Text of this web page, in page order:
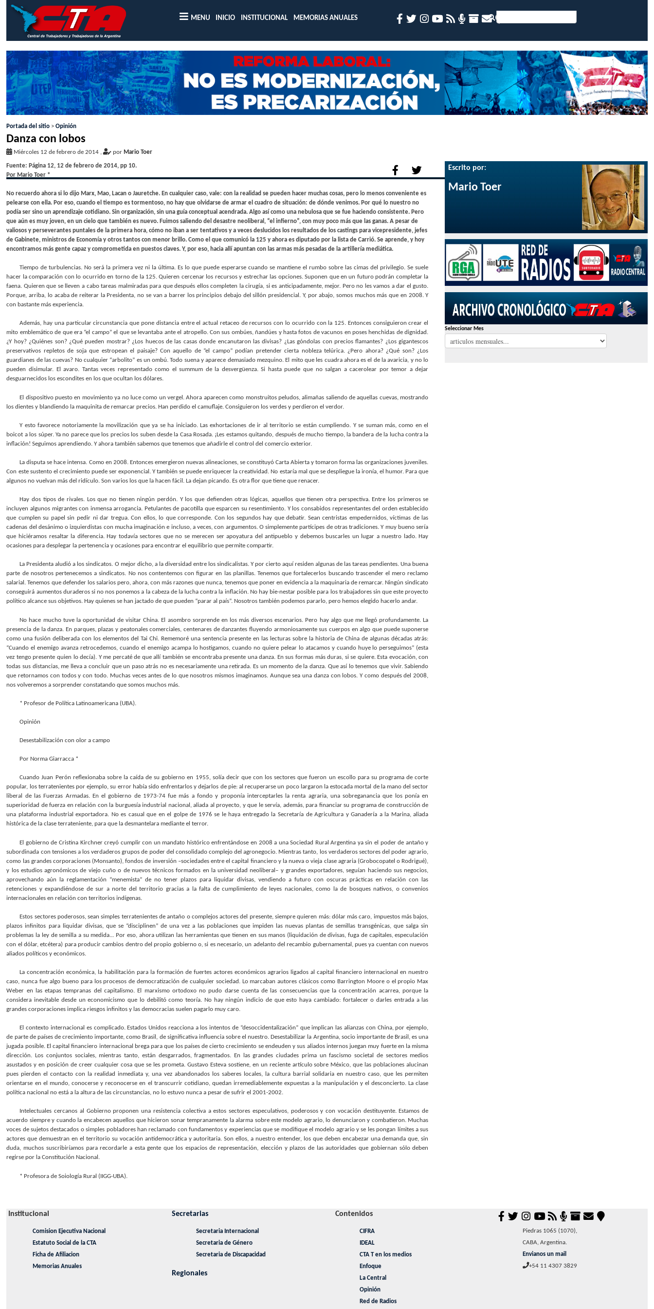
MENU INICIO INSTITUCIONAL MEMORIAS ANUALES
Portada del sitio >Opinión
Danza con lobos
Miércoles 12 de febrero de 2014 , por Mario Toer
Fuente: Página 12, 12 de febrero de 2014, pp 10.
Por Mario Toer *
No recuerdo ahora si lo dijo Marx, Mao, Lacan o Jauretche. En cualquier caso, vale: con la realidad se pueden hacer muchas cosas, pero lo menos conveniente es
pelearse con ella. Por eso, cuando el tiempo es tormentoso, no hay que olvidarse de armar el cuadro de situación: de dónde venimos. Por qué lo nuestro no
podía ser sino un aprendizaje cotidiano. Sin organización, sin una guía conceptual acendrada. Algo así como una nebulosa que se fue haciendo consistente. Pero
que aún es muy joven, en un cielo que también es nuevo. Fuimos saliendo del desastre neoliberal, “el infierno”, con muy poco más que las ganas. A pesar de
valiosos y perseverantes puntales de la primera hora, cómo no iban a ser tentativos y a veces deslucidos los resultados de los castings para vicepresidente, jefes
de Gabinete, ministros de Economía y otros tantos con menor brillo. Como el que comunicó la 125 y ahora es diputado por la lista de Carrió. Se aprende, y hoy
encontramos más gente capaz y comprometida en puestos claves. Y, por eso, hacia allí apuntan con las armas más pesadas de la artillería mediática.
Tiempo de turbulencias. No será la primera vez ni la última. Es lo que puede esperarse cuando se mantiene el rumbo sobre las cimas del privilegio. Se suele
hacer la comparación con lo ocurrido en torno de la 125. Quieren cercenar los recursos y estrechar las opciones. Suponen que en un futuro podrán completar la
faena. Quieren que se lleven a cabo tareas malmiradas para que después ellos completen la cirugía, si es anticipadamente, mejor. Pero no les vamos a dar el gusto.
Porque, arriba, lo acaba de reiterar la Presidenta, no se van a barrer los principios debajo del sillón presidencial. Y, por abajo, somos muchos más que en 2008. Y
con bastante más experiencia.
Además, hay una particular circunstancia que pone distancia entre el actual retaceo de recursos con lo ocurrido con la 125. Entonces consiguieron crear el
mito emblemático de que era “el campo” el que se levantaba ante el atropello. Con sus ombúes, ñandúes y hasta fotos de vacunos en poses henchidas de dignidad.
¿Y hoy? ¿Quiénes son? ¿Qué pueden mostrar? ¿Los huecos de las casas donde encanutaron las divisas? ¿Las góndolas con precios flamantes? ¿Los gigantescos
preservativos repletos de soja que estropean el paisaje? Con aquello de “el campo” podían pretender cierta nobleza telúrica. ¿Pero ahora? ¿Qué son? ¿Los
guardianes de las cuevas? No cualquier “arbolito” es un ombú. Todo suena y aparece demasiado mezquino. El mito que les cuadra ahora es el de la avaricia, y no lo
pueden disimular. El avaro. Tantas veces representado como el summum de la desvergüenza. Si hasta puede que no salgan a cacerolear por temor a dejar
desguarnecidos los escondites en los que ocultan los dólares.
El dispositivo puesto en movimiento ya no luce como un vergel. Ahora aparecen como monstruitos peludos, alimañas saliendo de aquellas cuevas, mostrando
los dientes y blandiendo la maquinita de remarcar precios. Han perdido el camuflaje. Consiguieron los verdes y perdieron el verdor.
Y esto favorece notoriamente la movilización que ya se ha iniciado. Las exhortaciones de ir al territorio se están cumpliendo. Y se suman más, como en el
boicot a los súper. Ya no parece que los precios los suben desde la Casa Rosada. ¡Les estamos quitando, después de mucho tiempo, la bandera de la lucha contra la
inflación! Seguimos aprendiendo. Y ahora también sabemos que tenemos que añadirle el control del comercio exterior.
La disputa se hace intensa. Como en 2008. Entonces emergieron nuevas alineaciones, se constituyó Carta Abierta y tomaron forma las organizaciones juveniles.
Con este sustento el crecimiento puede ser exponencial. Y también se puede enriquecer la creatividad. No estaría mal que se despliegue la ironía, el humor. Para que
algunos no vuelvan más del ridículo. Son varios los que la hacen fácil. La dejan picando. Es otra flor que tiene que renacer.
Hay dos tipos de rivales. Los que no tienen ningún perdón. Y los que defienden otras lógicas, aquellos que tienen otra perspectiva. Entre los primeros se
incluyen algunos migrantes con inmensa arrogancia. Petulantes de pacotilla que esparcen su resentimiento. Y los consabidos representantes del orden establecido
que cumplen su papel sin pedir ni dar tregua. Con ellos, lo que corresponde. Con los segundos hay que debatir. Sean centristas empedernidos, víctimas de las
cadenas del desánimo o izquierdistas con mucha imaginación e incluso, a veces, con argumentos. O simplemente partícipes de otras tradiciones. Y muy bueno sería
que hiciéramos resaltar la diferencia. Hay todavía sectores que no se merecen ser apoyatura del antipueblo y debemos buscarles un lugar a nuestro lado. Hay
ocasiones para desplegar la pertenencia y ocasiones para encontrar el equilibrio que permite compartir.
La Presidenta aludió a los sindicatos. O mejor dicho, a la diversidad entre los sindicalistas. Y por cierto aquí residen algunas de las tareas pendientes. Una buena
parte de nosotros pertenecemos a sindicatos. No nos contentemos con figurar en las planillas. Tenemos que fortalecerlos buscando trascender el mero reclamo
salarial. Tenemos que defender los salarios pero, ahora, con más razones que nunca, tenemos que poner en evidencia a la maquinaria de remarcar. Ningún sindicato
conseguirá aumentos duraderos si no nos ponemos a la cabeza de la lucha contra la inflación. No hay bie-nestar posible para los trabajadores sin que este proyecto
político alcance sus objetivos. Hay quienes se han jactado de que pueden “parar al país”. Nosotros también podemos pararlo, pero hemos elegido hacerlo andar.
No hace mucho tuve la oportunidad de visitar China. El asombro sorprende en los más diversos escenarios. Pero hay algo que me llegó profundamente. La
presencia de la danza. En parques, plazas y peatonales comerciales, centenares de danzantes fluyendo armoniosamente sus cuerpos en algo que puede suponerse
como una fusión deliberada con los elementos del Tai Chi. Rememoré una sentencia presente en las lecturas sobre la historia de China de algunas décadas atrás:
“Cuando el enemigo avanza retrocedemos, cuando el enemigo acampa lo hostigamos, cuando no quiere pelear lo atacamos y cuando huye lo perseguimos” (esta
vez tengo presente quien lo decía). Y me percaté de que allí también se encontraba presente una danza. En sus formas más duras, si se quiere. Esta evocación, con
todas sus distancias, me lleva a concluir que un paso atrás no es necesariamente una retirada. Es un momento de la danza. Que así lo tenemos que vivir. Sabiendo
que retornamos con todos y con todo. Muchas veces antes de lo que nosotros mismos imaginamos. Aunque sea una danza con lobos. Y como después del 2008,
nos volveremos a sorprender constatando que somos muchos más.
* Profesor de Política Latinoamericana (UBA).
Opinión
Desestabilización con olor a campo
Por Norma Giarracca *
Cuando Juan Perón reflexionaba sobre la caída de su gobierno en 1955, solía decir que con los sectores que fueron un escollo para su programa de corte
popular, los terratenientes por ejemplo, su error había sido enfrentarlos y dejarlos de pie: al recuperarse un poco largaron la estocada mortal de la mano del sector
liberal de las Fuerzas Armadas. En el gobierno de 1973-74 fue más a fondo y proponía interceptarles la renta agraria, una sobreganancia que los ponía en
superioridad de fuerza en relación con la burguesía industrial nacional, aliada al proyecto, y que le servía, además, para financiar su programa de construcción de
una plataforma industrial exportadora. No es casual que en el golpe de 1976 se le haya entregado la Secretaría de Agricultura y Ganadería a la Marina, aliada
histórica de la clase terrateniente, para que la desmantelara mediante el terror.
El gobierno de Cristina Kirchner creyó cumplir con un mandato histórico enfrentándose en 2008 a una Sociedad Rural Argentina ya sin el poder de antaño y
subordinada con tensiones a los verdaderos grupos de poder del consolidado complejo del agronegocio. Mientras tanto, los verdaderos sectores del poder agrario,
como las grandes corporaciones (Monsanto), fondos de inversión –sociedades entre el capital financiero y la nueva o vieja clase agraria (Grobocopatel o Rodrigué),
y los estudios agronómicos de viejo cuño o de nuevos técnicos formados en la universidad neoliberal– y grandes exportadores, seguían haciendo sus negocios,
aprovechando aún la reglamentación “menemista” de no tener plazos para liquidar divisas, vendiendo a futuro con oscuras prácticas en relación con las
retenciones y expandiéndose de sur a norte del territorio gracias a la falta de cumplimiento de leyes nacionales, como la de bosques nativos, o convenios
internacionales en relación con territorios indígenas.
Estos sectores poderosos, sean simples terratenientes de antaño o complejos actores del presente, siempre quieren más: dólar más caro, impuestos más bajos,
plazos infinitos para liquidar divisas, que se “disciplinen” de una vez a las poblaciones que impiden las nuevas plantas de semillas transgénicas, que salga sin
problemas la ley de semilla a su medida... Por eso, ahora utilizan las herramientas que tienen en sus manos (liquidación de divisas, fuga de capitales, especulación
con el dólar, etcétera) para producir cambios dentro del propio gobierno o, si es necesario, un adelanto del recambio gubernamental, pues ya cuentan con nuevos
aliados políticos y económicos.
La concentración económica, la habilitación para la formación de fuertes actores económicos agrarios ligados al capital financiero internacional en nuestro
caso, nunca fue algo bueno para los procesos de democratización de cualquier sociedad. Lo marcaban autores clásicos como Barrington Moore o el propio Max
Weber en las etapas tempranas del capitalismo. El marxismo ortodoxo no pudo darse cuenta de las consecuencias que la concentración acarrea, porque la
considera inevitable desde un economicismo que lo debilitó como teoría. No hay ningún indicio de que esto haya cambiado: fortalecer o darles entrada a las
grandes corporaciones implica riesgos infinitos y las democracias suelen pagarlo muy caro.
El contexto internacional es complicado. Estados Unidos reacciona a los intentos de “desoccidentalización” que implican las alianzas con China, por ejemplo,
de parte de países de crecimiento importante, como Brasil, de significativa influencia sobre el nuestro. Desestabilizar la Argentina, socio importante de Brasil, es una
jugada posible. El capital financiero internacional brega para que los países de cierto crecimiento se endeuden y sus aliados internos juegan muy fuerte en la misma
dirección. Los conjuntos sociales, mientras tanto, están desgarrados, fragmentados. En las grandes ciudades prima un fascismo societal de sectores medios
asustados y en posición de creer cualquier cosa que se les prometa. Gustavo Esteva sostiene, en un reciente artículo sobre México, que las poblaciones alucinan
pues pierden el contacto con la realidad inmediata y, una vez abandonados los saberes locales, la cultura barrial solidaria en nuestro caso, que les permiten
orientarse en el mundo, conocerse y reconocerse en el transcurrir cotidiano, quedan irremediablemente expuestas a la manipulación y el desconcierto. La clase
política nacional no está a la altura de las circunstancias, no lo estuvo nunca a pesar de sufrir el 2001-2002.
Intelectuales cercanos al Gobierno proponen una resistencia colectiva a estos sectores especulativos, poderosos y con vocación destituyente. Estamos de
acuerdo siempre y cuando la encabecen aquellos que hicieron sonar tempranamente la alarma sobre este modelo agrario, lo denunciaron y combatieron. Muchas
voces de sujetos destacados o simples pobladores han reclamado con fundamentos y experiencias que se modifique el modelo agrario y se les pongan límites a sus
actores que demuestran en el territorio su vocación antidemocrática y autoritaria. Son ellos, a nuestro entender, los que deben encabezar una demanda que, sin
duda, muchos suscribiríamos para recordarle a esta gente que los espacios de representación, elección y plazos de las autoridades que gobiernan sólo deben
regirse por la Constitución Nacional.
* Profesora de Soiología Rural (IIGG-UBA).
Escrito por:
Mario Toer
Seleccionar Mes
Institucional
Comision Ejecutiva Nacional
Estatuto Social de la CTA
Ficha de Afiliacion
Memorias Anuales
Secretarias
Secretaria Internacional
Secretaria de Género
Secretaria de Discapacidad
Regionales
Contenidos
CIFRA
IDEAL
CTA T en los medios
Enfoque
La Central
Opinión
Red de Radios
Piedras 1065 (1070),
CABA, Argentina.
Envianos un mail
+54 11 4307 3829